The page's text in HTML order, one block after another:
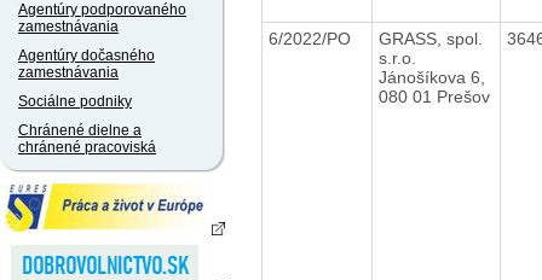
Agentúry podporovaného
zamestnávania
Agentúry dočasného
zamestnávania
Sociálne podniky
Chránené dielne a
chránené pracoviská
6/2022/PO
GRASS, spol.
s.r.o.
Jánošíkova 6,
080 01 Prešov